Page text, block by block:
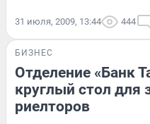
31 июля, 2009, 13:44 444
БИЗНЕС
Отделение «Банк
круглый стол для
риелторов